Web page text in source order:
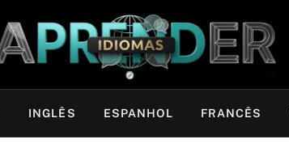
INGLÊS ESPANHOL FRANCÊS